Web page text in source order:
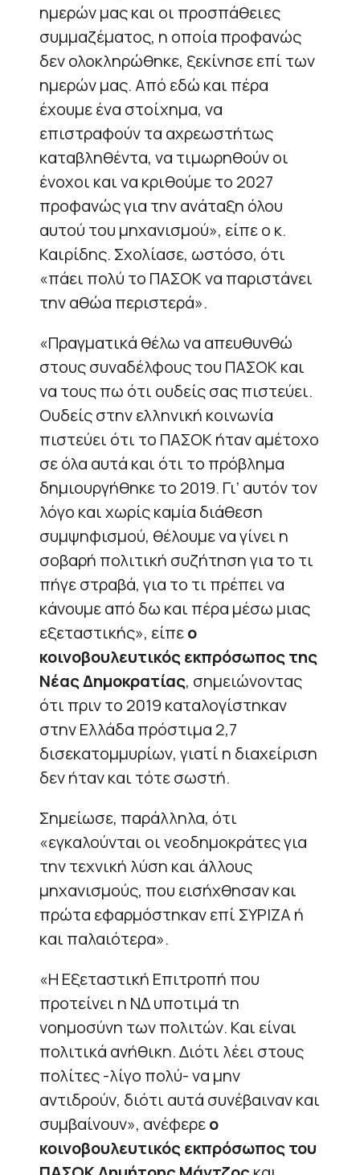
ημερών μας και οι προσπάθειες
συμμαζέματος, η οποία προφανώς
δεν ολοκληρώθηκε, ξεκίνησε επί των
ημερών μας. Από εδώ και πέρα
έχουμε ένα στοίχημα, να
επιστραφούν τα αχρεωστήτως
καταβληθέντα, να τιμωρηθούν οι
ένοχοι και να κριθούμε το 2027
προφανώς για την ανάταξη όλου
αυτού του μηχανισμού», είπε ο κ.
Καιρίδης. Σχολίασε, ωστόσο, ότι
«πάει πολύ το ΠΑΣΟΚ να παριστάνει
την αθώα περιστερά».
«Πραγματικά θέλω να απευθυνθώ
στους συναδέλφους του ΠΑΣΟΚ και
να τους πω ότι ουδείς σας πιστεύει.
Ουδείς στην ελληνική κοινωνία
πιστεύει ότι το ΠΑΣΟΚ ήταν αμέτοχο
σε όλα αυτά και ότι το πρόβλημα
δημιουργήθηκε το 2019. Γι’ αυτόν τον
λόγο και χωρίς καμία διάθεση
συμψηφισμού, θέλουμε να γίνει η
σοβαρή πολιτική συζήτηση για το τι
πήγε στραβά, για το τι πρέπει να
κάνουμε από δω και πέρα μέσω μιας
εξεταστικής», είπεο
κοινοβουλευτικός εκπρόσωπος της
Νέας Δημοκρατίας, σημειώνοντας
ότι πριν το 2019 καταλογίστηκαν
στην Ελλάδα πρόστιμα 2,7
δισεκατομμυρίων, γιατί η διαχείριση
δεν ήταν και τότε σωστή.
Σημείωσε, παράλληλα, ότι
«εγκαλούνται οι νεοδημοκράτες για
την τεχνική λύση και άλλους
μηχανισμούς, που εισήχθησαν και
πρώτα εφαρμόστηκαν επί ΣΥΡΙΖΑ ή
και παλαιότερα».
«Η Εξεταστική Επιτροπή που
προτείνει η ΝΔ υποτιμά τη
νοημοσύνη των πολιτών. Και είναι
πολιτικά ανήθικη. Διότι λέει στους
πολίτες -λίγο πολύ- να μην
αντιδρούν, διότι αυτά συνέβαιναν και
συμβαίνουν», ανέφερεο
κοινοβουλευτικός εκπρόσωπος του